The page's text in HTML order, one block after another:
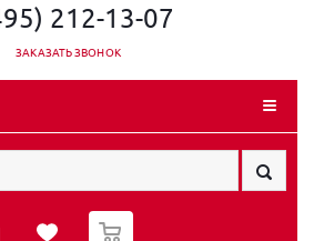
212-13-07
ЗАКАЗАТЬ ЗВОНОК
0